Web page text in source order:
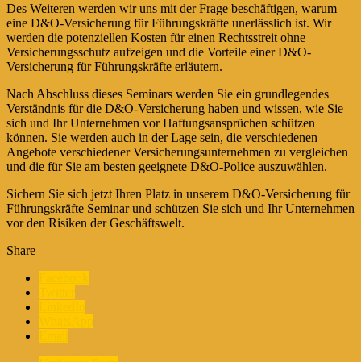
Des Weiteren werden wir uns mit der Frage beschäftigen, warum
eine D&O-Versicherung für Führungskräfte unerlässlich ist. Wir
werden die potenziellen Kosten für einen Rechtsstreit ohne
Versicherungsschutz aufzeigen und die Vorteile einer D&O-
Versicherung für Führungskräfte erläutern.
Nach Abschluss dieses Seminars werden Sie ein grundlegendes
Verständnis für die D&O-Versicherung haben und wissen, wie Sie
sich und Ihr Unternehmen vor Haftungsansprüchen schützen
können. Sie werden auch in der Lage sein, die verschiedenen
Angebote verschiedener Versicherungsunternehmen zu vergleichen
und die für Sie am besten geeignete D&O-Police auszuwählen.
Sichern Sie sich jetzt Ihren Platz in unserem D&O-Versicherung für
Führungskräfte Seminar und schützen Sie sich und Ihr Unternehmen
vor den Risiken der Geschäftswelt.
Share